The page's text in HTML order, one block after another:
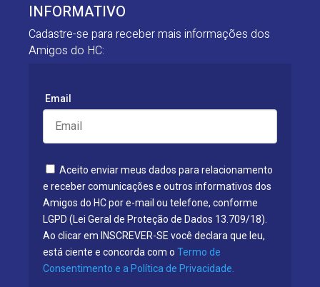
INFORMATIVO
Cadastre-se para receber mais informações dos
Amigos do HC:
Email
Aceito enviar meus dados para relacionamento
e receber comunicações e outros informativos dos
Amigos do HC por e-mail ou telefone, conforme
LGPD (Lei Geral de Proteção de Dados 13.709/18).
Ao clicar em INSCREVER-SE você declara que leu,
está ciente e concorda com o Termo de
Consentimento e a Política de Privacidade.